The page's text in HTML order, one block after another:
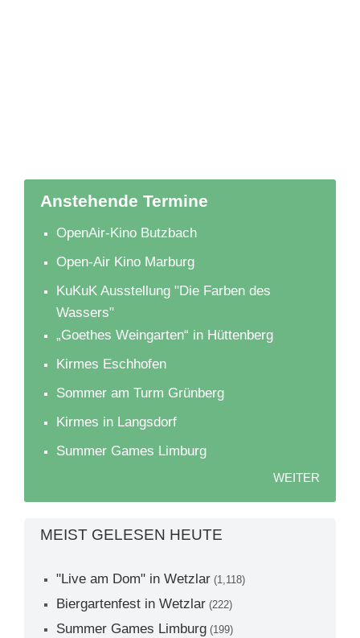
Anstehende Termine
OpenAir-Kino Butzbach
Open-Air Kino Marburg
KuKuK Ausstellung "Die Farben des
Wassers"
„Goethes Weingarten“ in Hüttenberg
Kirmes Eschhofen
Sommer am Turm Grünberg
Kirmes in Langsdorf
Summer Games Limburg
WEITER
MEIST GELESEN HEUTE
"Live am Dom" in Wetzlar (1,118)
Biergartenfest in Wetzlar (222)
Summer Games Limburg (199)